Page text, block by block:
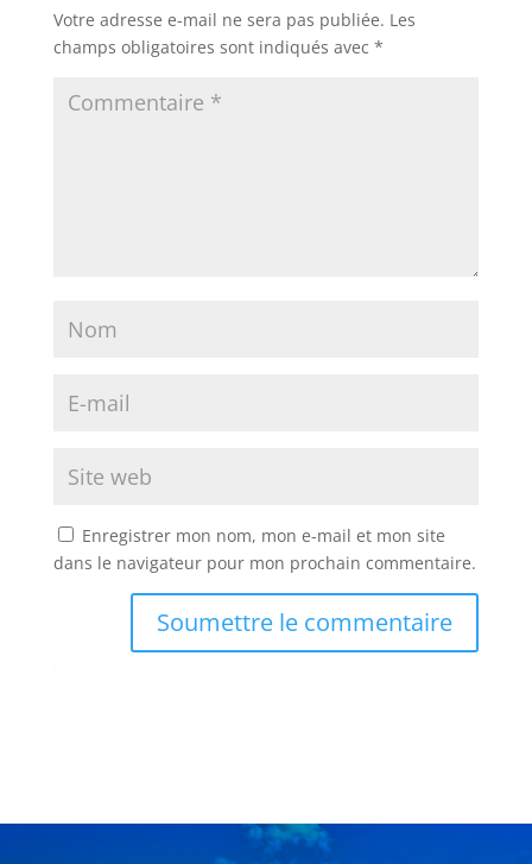
Votre adresse e-mail ne sera pas publiée. Les
champs obligatoires sont indiqués avec *
Enregistrer mon nom, mon e-mail et mon site
dans le navigateur pour mon prochain commentaire.
Soumettre le commentaire